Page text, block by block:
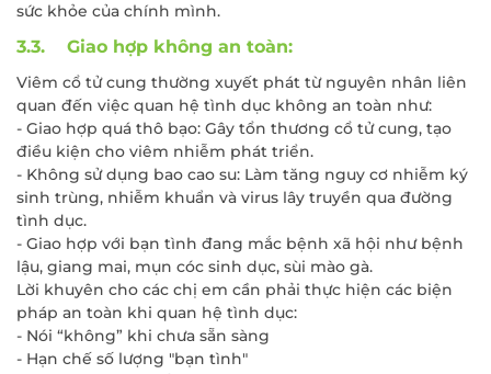
sức khỏe của chính mình.
3.3. Giao hợp không an toàn:
Viêm cổ tử cung thường xuyết phát từ nguyên nhân liên
quan đến việc quan hệ tình dục không an toàn như:
- Giao hợp quá thô bạo: Gây tổn thương cổ tử cung, tạo
điều kiện cho viêm nhiễm phát triển.
- Không sử dụng bao cao su: Làm tăng nguy cơ nhiễm ký
sinh trùng, nhiễm khuẩn và virus lây truyền qua đường
tình dục.
- Giao hợp với bạn tình đang mắc bệnh xã hội như bệnh
lậu, giang mai, mụn cóc sinh dục, sùi mào gà.
Lời khuyên cho các chị em cần phải thực hiện các biện
pháp an toàn khi quan hệ tình dục:
- Nói “không” khi chưa sẵn sàng
- Hạn chế số lượng "bạn tình"